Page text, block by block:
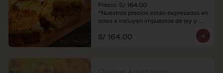
Precio: S/ 164.00
*Nuestros precios están expresados en
soles e incluyen impuestos de ley y
S/ 164.00